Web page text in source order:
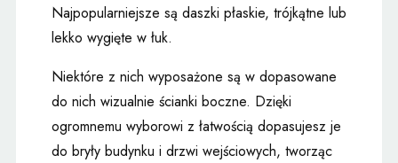
Najpopularniejsze są daszki płaskie, trójkątne lub
lekko wygięte w łuk.
Niektóre z nich wyposażone są w dopasowane
do nich wizualnie ścianki boczne. Dzięki
ogromnemu wyborowi z łatwością dopasujesz je
do bryły budynku i drzwi wejściowych, tworząc